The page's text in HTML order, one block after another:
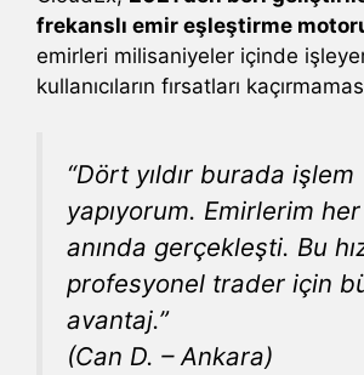
frekanslı emir eşleştirme
emirleri milisaniyeler içinde
kullanıcıların fırsatları
“Dört yıldır burada işlem
yapıyorum. Emirlerim
anında gerçekleşti. Bu
profesyonel trader için
avantaj.”
(Can D. – Ankara)